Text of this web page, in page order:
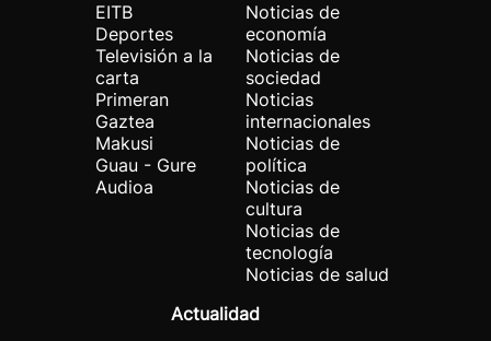
EITB
Deportes
Televisión a la
carta
Primeran
Gaztea
Makusi
Guau - Gure
Audioa
Noticias de
economía
Noticias de
sociedad
Noticias
internacionales
Noticias de
política
Noticias de
cultura
Noticias de
tecnología
Noticias de salud
Actualidad